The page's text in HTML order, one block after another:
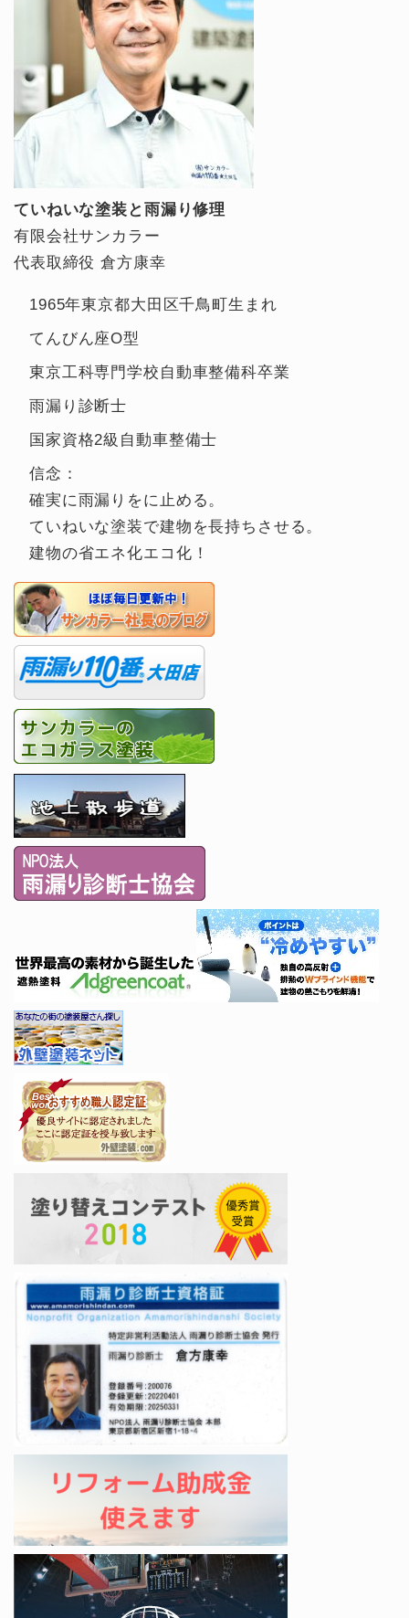
ていねいな塗装と雨漏り修理
有限会社サンカラー
代表取締役 倉方康幸
1965年東京都大田区千鳥町生まれ
てんびん座O型
東京工科専門学校自動車整備科卒業
雨漏り診断士
国家資格2級自動車整備士
信念：
確実に雨漏りをに止める。
ていねいな塗装で建物を長持ちさせる。
建物の省エネ化エコ化！